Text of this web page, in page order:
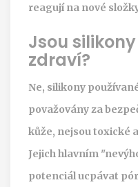
reagují na nové
Jsou
zdraví?
Ne, silikony
považovány za
kůže, nejsou toxické
Jejich hlavním
potenciál ucpávat